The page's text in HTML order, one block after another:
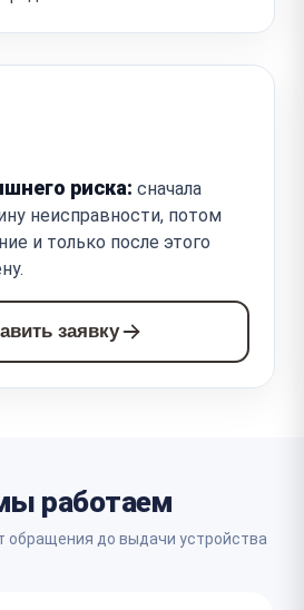
риска: сначала
неисправности, потом
и только после этого
заявку
работаем
обращения до выдачи устройства